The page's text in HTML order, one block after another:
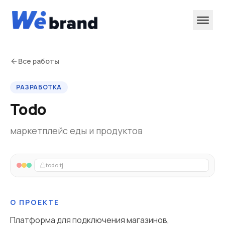
Все работы
РАЗРАБОТКА
Todo
маркетплейс еды и продуктов
todo.tj
О ПРОЕКТЕ
Платформа для подключения магазинов,